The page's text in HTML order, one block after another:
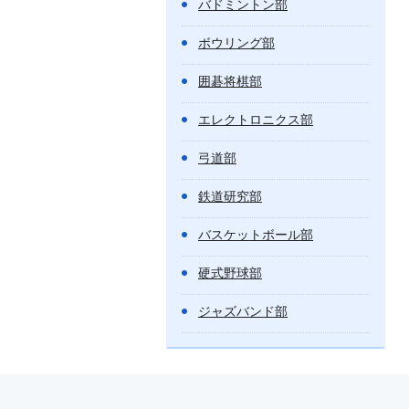
バドミントン部
ボウリング部
囲碁将棋部
エレクトロニクス部
弓道部
鉄道研究部
バスケットボール部
硬式野球部
ジャズバンド部